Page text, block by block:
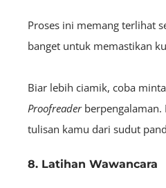
Proses ini memang terlihat
banget untuk memastikan
Biar lebih ciamik, coba
Proofreaderberpengalaman.
tulisan kamu dari sudut
8. Latihan Wawancara